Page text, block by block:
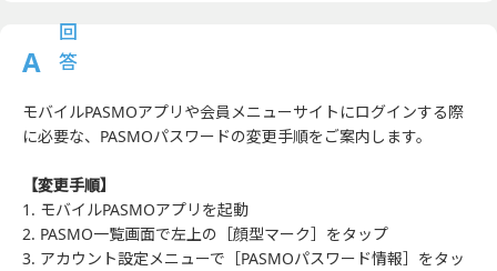
モバイルPASMOアプリや会員メニューサイトにログインする際
に必要な、PASMOパスワードの変更手順をご案内します。
【変更手順】
1. モバイルPASMOアプリを起動
2. PASMO一覧画面で左上の［顔型マーク］をタップ
3. アカウント設定メニューで［PASMOパスワード情報］をタッ